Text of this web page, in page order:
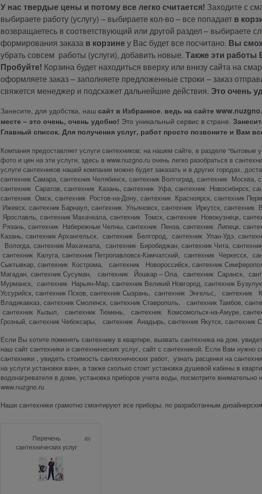
У нас твердые цены и потому все легко считается! Заходите с
выбираете работу (услугу) – выбираете кол-во – все попадает в
возвращаетесь в соответствующий или другой раздел – выбираете
формирования заказа в корзинеу Вас будет все посчитано. Вы
убрать совсем работы (услуги), добавить новые. Также эти работы
Пробуйте! Корзина будет находиться вверху или внизу сайта на
оформляете заказ – заполняете предложенные строки – заказ
свяжется менеджер и подскажет дальнейшие действия. Это очень
Занесите, для удобства, наш сайт в Избранное, ведь на сайте
месте – это очень, очень удобно! Это уникальный сервис в стране.
Главный список. Для получения услуг, работ просто позвоните и Вам
Компания предоставляет услуги сантехников; на нашем сайте, в разделе “бытовые
фото и цен на эти услуги, здесь в www.nuzgno.ru очень легко разобраться в
услуги сантехников нашей компании можно будет заказать и в других городах,
сантехник Самара, сантехник Челябинск, сантехник Волгоград, сантехник Москва,
сантехник Саратов, сантехник Казань, сантехник Уфа, сантехник Новосибирск,
сантехник Омск, сантехник Ростов-на-Дону, сантехник Красноярск, сантехник
Ижевск, сантехник Барнаул, сантехник Ульяновск, сантехник Иркутск, сантехник
Ярославль, сантехник Махачкала, сантехник Томск, сантехник Новокузнецк,
Рязань, сантехник Набережные Челны, сантехник Пенза, сантехник Липецк,
Казань, сантехник Архангельск, сантехник Белгород, сантехник Улан-Удэ,
Вологда, сантехник Махачкала, сантехник Биробиджан, сантехник Чита,
сантехник Калуга, сантехник Петропавловск-Камчатский, сантехник Черкесск,
Сыктывкар, сантехник Кострома, сантехник Новороссийск, сантехник
Магадан, сантехник Сусуман, сантехник Йошкар – Ола, сантехник Саранск,
Мурманск, сантехник Нарьян-Мар, сантехник Великий Новгород, сантехник
Уссурийск, сантехник Псков, сантехник Сызрань, сантехник Энгельс,
Владикавказ, сантехник Смоленск, сантехник Ставрополь, сантехник Тамбов,
сантехник Кызыл, сантехник Тюмень, сантехник Комсомольск-на-Амуре,
Грозный, сантехник Чебоксары, сантехник Анадырь, сантехник Якутск, сантехник
Если Вы хотите поменять сантехнику в квартире, вызвать сантехника на дом,
наш сайт сантехники и сантехнических услуг, сайт с сантехникой. Если Вам нужно
сантехники , увидеть стоимость сантехнических работ, узнать расценки на
на услуги установки ванн, а также сколько стоит установка душевой кабины в
водонагревателя в доме, установка приборов учета воды, посмотрите внимательно
www.nuzgno.ru
Наши сантехники грамотно смонтируют все приборы, по разработанным
Перечень
сантехнических услуг
(0)